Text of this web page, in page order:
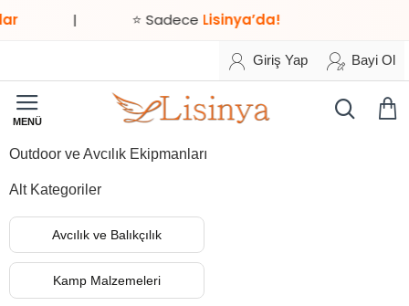
⭐ SadeceLisinya’da!
Giriş Yap Bayi Ol
Outdoor ve Avcılık Ekipmanları
Alt Kategoriler
Avcılık ve Balıkçılık
Kamp Malzemeleri